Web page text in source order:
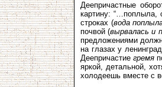
Деепричастные
картину: “…поплыла,
строках (вода
почвой (вырвалась и
предложениями
на глазах у
Деепричастиегремя
яркой, детальной,
холодеешь вместе с